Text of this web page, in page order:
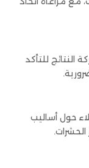
النتائج للتأكد
حول أساليب